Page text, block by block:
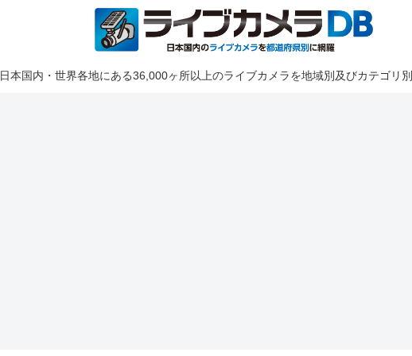
日本国内・世界各地にある36,000ヶ所以上のライブカメラを地域別及びカテゴリ別